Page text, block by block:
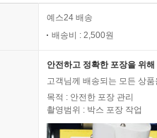
예스24 배송
배송비 : 2,500원
안전하고 정확한 포장을 위
고객님께 배송되는 모든 상
목적 : 안전한 포장 관리
촬영범위 : 박스 포장 작업